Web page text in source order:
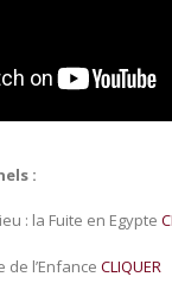
:
: la Fuite en Egypte
l’Enfance CLIQUER